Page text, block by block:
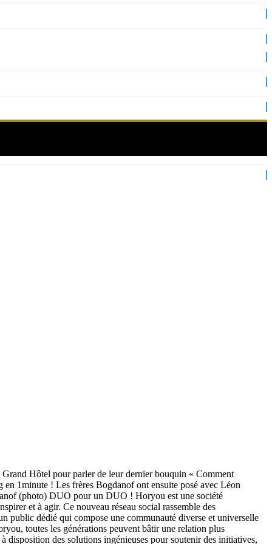
Hôtel pour parler de leur dernier bouquin « Comment
1minute ! Les frères Bogdanof ont ensuite posé avec Léon
(photo) DUO pour un DUO ! Horyou est une société
et à agir. Ce nouveau réseau social rassemble des
public dédié qui compose une communauté diverse et universelle
toutes les générations peuvent bâtir une relation plus
disposition des solutions ingénieuses pour soutenir des initiatives,